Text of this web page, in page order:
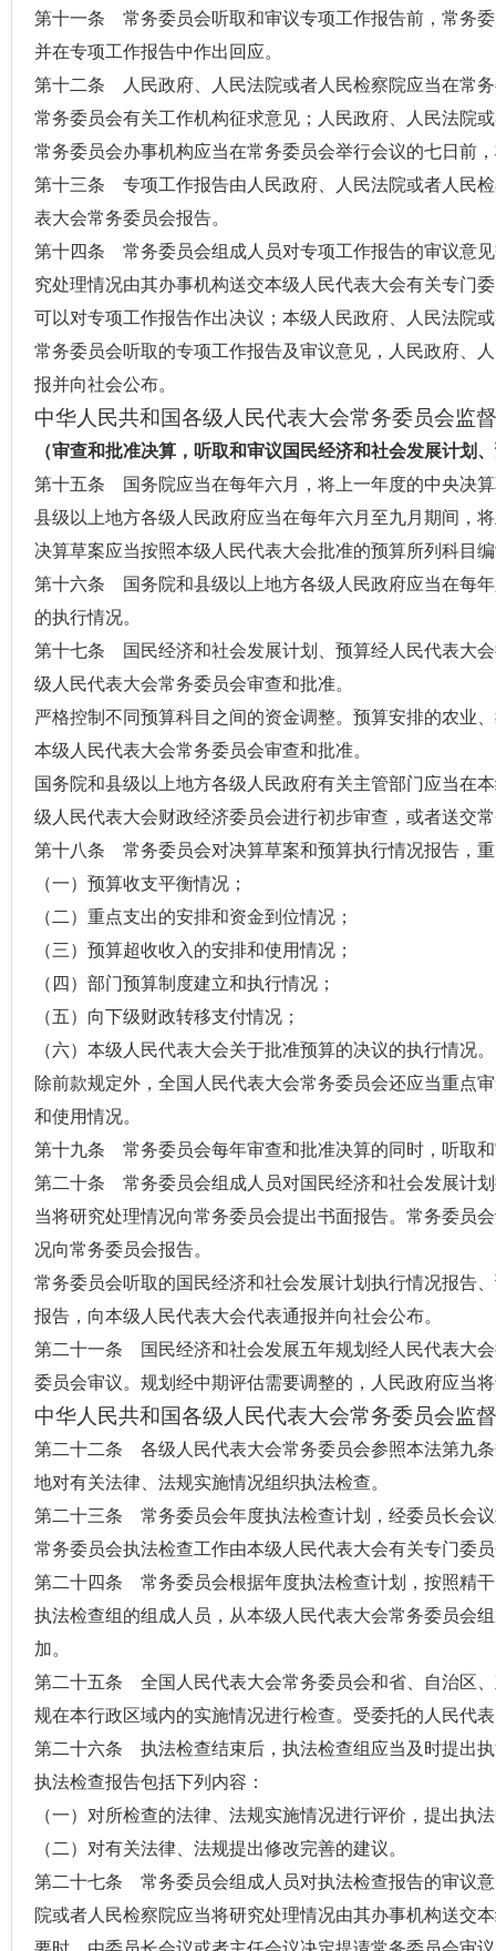
第十一条 常务委员会听取和审议专项工作报告前，常务
并在专项工作报告中作出回应。
第十二条 人民政府、人民法院或者人民检察院应当在常
常务委员会有关工作机构征求意见；人民政府、人民法院
常务委员会办事机构应当在常务委员会举行会议的七日前
第十三条 专项工作报告由人民政府、人民法院或者人民
表大会常务委员会报告。
第十四条 常务委员会组成人员对专项工作报告的审议意
究处理情况由其办事机构送交本级人民代表大会有关专门
可以对专项工作报告作出决议；本级人民政府、人民法院
常务委员会听取的专项工作报告及审议意见，人民政府、
报并向社会公布。
中华人民共和国各级人民代表大会常务委员会监
（审查和批准决算，听取和审议国民经济和社会发展计划
第十五条 国务院应当在每年六月，将上一年度的中央决
县级以上地方各级人民政府应当在每年六月至九月期间，
决算草案应当按照本级人民代表大会批准的预算所列科目
第十六条 国务院和县级以上地方各级人民政府应当在每
的执行情况。
第十七条 国民经济和社会发展计划、预算经人民代表大
级人民代表大会常务委员会审查和批准。
严格控制不同预算科目之间的资金调整。预算安排的农业
本级人民代表大会常务委员会审查和批准。
国务院和县级以上地方各级人民政府有关主管部门应当在
级人民代表大会财政经济委员会进行初步审查，或者送交
第十八条 常务委员会对决算草案和预算执行情况报告，
（一） 预算收支平衡情况；
（二）重点支出的安排和资金到位情况；
（三）预算超收收入的安排和使用情况；
（四）部门预算制度建立和执行情况；
（五）向下级财政转移支付情况；
（六）本级人民代表大会关于批准预算的决议的执行情况。
除前款规定外，全国人民代表大会常务委员会还应当重点
和使用情况。
第十九条 常务委员会每年审查和批准决算的同时，听取
第二十条 常务委员会组成人员对国民经济和社会发展计
当将研究处理情况向常务委员会提出书面报告。常务委员
况向常务委员会报告。
常务委员会听取的国民经济和社会发展计划执行情况报告
报告，向本级人民代表大会代表通报并向社会公布。
第二十一条 国民经济和社会发展五年规划经人民代表大
委员会审议。规划经中期评估需要调整的，人民政府应当
中华人民共和国各级人民代表大会常务委员会监
第二十二条 各级人民代表大会常务委员会参照本法第九
地对有关法律、法规实施情况组织执法检查。
第二十三条 常务委员会年度执法检查计划，经委员长会
常务委员会执法检查工作由本级人民代表大会有关专门委
第二十四条 常务委员会根据年度执法检查计划，按照精
执法检查组的组成人员，从本级人民代表大会常务委员会
加。
第二十五条 全国人民代表大会常务委员会和省、自治区、
规在本行政区域内的实施情况进行检查。受委托的人民代
第二十六条 执法检查结束后，执法检查组应当及时提出
执法检查报告包括下列内容：
（一）对所检查的法律、法规实施情况进行评价，提出执
（二）对有关法律、法规提出修改完善的建议。
第二十七条 常务委员会组成人员对执法检查报告的审议
院或者人民检察院应当将研究处理情况由其办事机构送交